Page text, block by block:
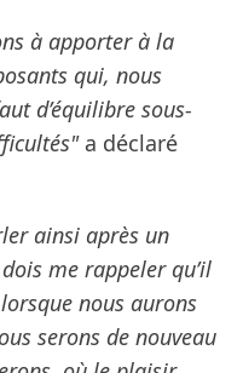
à apporter à la
qui, nous
d’équilibre sous-
a déclaré
ainsi après un
me rappeler qu’il
nous aurons
serons de nouveau